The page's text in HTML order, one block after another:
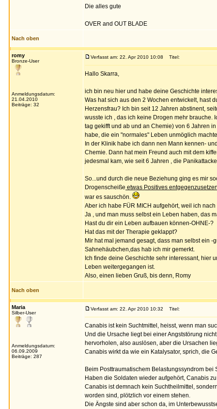
Die alles gute
OVER and OUT BLADE
Nach oben
romy
Bronze-User
Anmeldungsdatum:
21.04.2010
Beiträge: 32
Verfasst am: 22. Apr 2010 10:08 Titel:
Hallo Skarra,
ich bin neu hier und habe deine Geschichte
Was hat sich aus den 2 Wochen entwickelt, hast
Herzensfrau? Ich bin seit 12 Jahren abstinent,
wusste ich , das ich keine Drogen mehr brauche.
tag gekifft und ab und an Chemie) von 6 Jahren
habe, die ein "normales" Leben unmöglich
In der Klinik habe ich dann nen Mann kennen-
Chemie. Dann hat mein Freund auch mit dem
jedesmal kam, wie seit 6 Jahren , die
So...und durch die neue Beziehung ging es mir
Drogenscheiße etwas Positives
war es sauschön.
Aber ich habe FÜR MICH aufgehört, weil ich
Ja , und man muss selbst ein Leben haben, das
Hast du dir ein Leben aufbauen können-OHNE-?
Hat das mit der Therapie geklappt?
Mir hat mal jemand gesagt, dass man selbst ein
Sahnehäubchen,das hab ich mir gemerkt.
Ich finde deine Geschichte sehr interessant, hier
Leben weitergegangen ist.
Also, einen lieben Gruß, bis denn, Romy
Nach oben
Maria
Silber-User
Anmeldungsdatum:
06.09.2009
Beiträge: 287
Verfasst am: 22. Apr 2010 10:32 Titel:
Canabis ist kein Suchtmittel, heisst, wenn man
Und die Ursache liegt bei einer Angststörung
hervorholen, also auslösen, aber die Ursachen
Canabis wirkt da wie ein Katalysator, sprich, die
Beim Posttraumatischem Belastungssyndrom
Haben die Soldaten wieder aufgehört, Canabis
Canabis ist demnach kein Suchtheilmittel,
worden sind, plötzlich vor einem stehen.
Die Ängste sind aber schon da, im